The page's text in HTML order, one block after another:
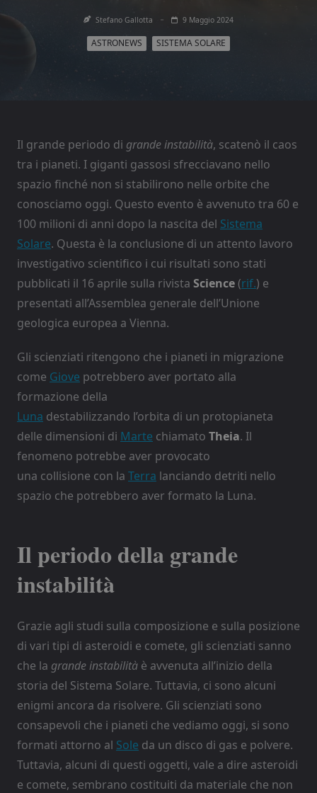
Stefano Gallotta 9 Maggio 2024
ASTRONEWS SISTEMA SOLARE
Il grande periodo di grande instabilità, scatenò il caos
tra i pianeti. I giganti gassosi sfrecciavano nello
spazio finché non si stabilirono nelle orbite che
conosciamo oggi. Questo evento è avvenuto tra 60 e
100 milioni di anni dopo la nascita del Sistema
Solare. Questa è la conclusione di un attento lavoro
investigativo scientifico i cui risultati sono stati
pubblicati il ​​16 aprile sulla rivista Science(rif.) e
presentati all’Assemblea generale dell’Unione
geologica europea a Vienna.
Gli scienziati ritengono che i pianeti in migrazione
come Giove potrebbero aver portato alla
formazione della
Luna destabilizzando l’orbita di un protopianeta
delle dimensioni di Marte chiamato Theia. Il
fenomeno potrebbe aver provocato
una collisione con la Terra lanciando detriti nello
spazio che potrebbero aver formato la Luna.
Il periodo della grande
instabilità
Grazie agli studi sulla composizione e sulla posizione
di vari tipi di asteroidi e comete, gli scienziati sanno
che la grande instabilità è avvenuta all’inizio della
storia del Sistema Solare. Tuttavia, ci sono alcuni
enigmi ancora da risolvere. Gli scienziati sono
consapevoli che i pianeti che vediamo oggi, si sono
formati attorno al Sole da un disco di gas e polvere.
Tuttavia, alcuni di questi oggetti, vale a dire asteroidi
e comete, sembrano costituiti da materiale che non